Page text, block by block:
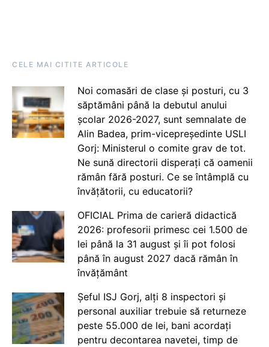
CELE MAI CITITE ARTICOLE
Noi comasări de clase și posturi, cu 3
săptămâni până la debutul anului
școlar 2026-2027, sunt semnalate de
Alin Badea, prim-vicepreședinte USLI
Gorj: Ministerul o comite grav de tot.
Ne sună directorii disperați că oamenii
rămân fără posturi. Ce se întâmplă cu
învățătorii, cu educatorii?
OFICIAL Prima de carieră didactică
2026: profesorii primesc cei 1.500 de
lei până la 31 august și îi pot folosi
până în august 2027 dacă rămân în
învățământ
Șeful ISJ Gorj, alți 8 inspectori și
personal auxiliar trebuie să returneze
peste 55.000 de lei, bani acordați
pentru decontarea navetei, timp de